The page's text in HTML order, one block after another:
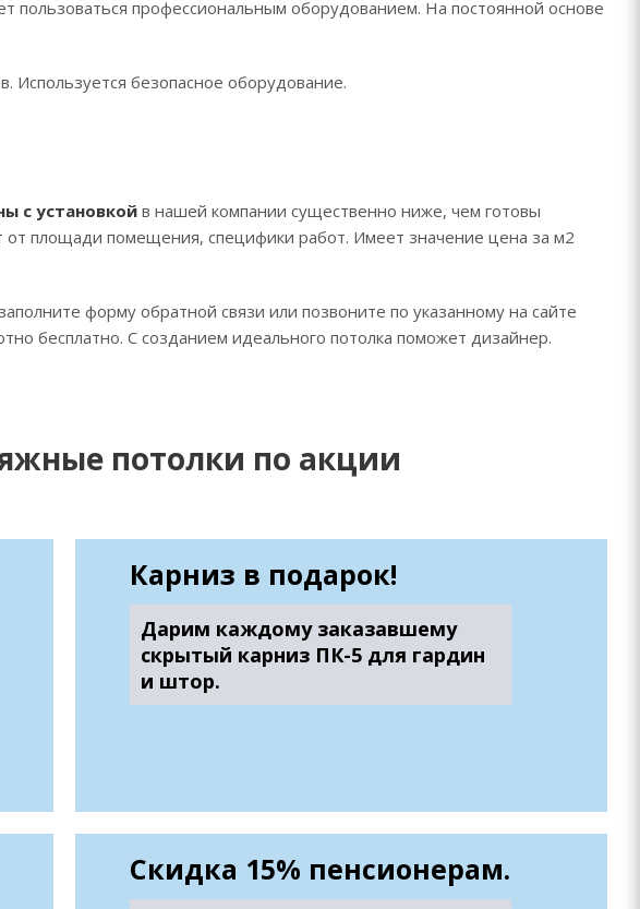
пользоваться профессиональным оборудованием. На постоянной основе
Используется безопасное оборудование.
с установкой в нашей компании существенно ниже, чем готовы
от площади помещения, специфики работ. Имеет значение цена за м2
форму обратной связи или позвоните по указанному на сайте
бесплатно. С созданием идеального потолка поможет дизайнер.
потолки по акции
Карниз в подарок!
Дарим каждому заказавшему
скрытый карниз ПК-5 для гардин
и штор.
Скидка 15% пенсионерам.